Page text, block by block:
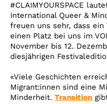
Suche
#CLAIMYOURSPACE
International Queer &
freuen uns sehr, dass ein
einen Platz bei uns im
November bis 12.
diesjährigen
«Viele Geschichten
Migrant:innen sind eine
Minderheit. Transition